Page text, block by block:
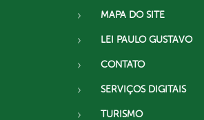
MAPA DO SITE
LEI PAULO GUSTAVO
CONTATO
SERVIÇOS DIGITAIS
TURISMO